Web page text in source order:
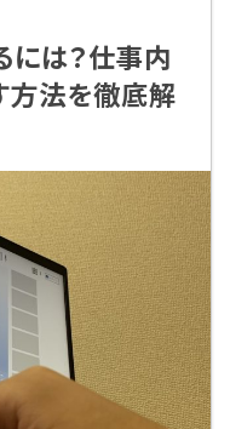
校3年生の方へ
中学生の方へ
企業の方へ
には？仕事内
方法を徹底解